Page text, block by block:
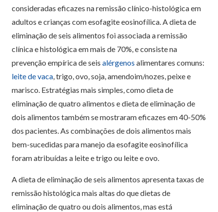
consideradas eficazes na remissão clínico-histológica em
adultos e crianças com esofagite eosinofílica. A dieta de
eliminação de seis alimentos foi associada a remissão
clínica e histológica em mais de 70%, e consiste na
prevenção empírica de seis alérgenos alimentares comuns:
leite de vaca, trigo, ovo, soja, amendoim/nozes, peixe e
marisco. Estratégias mais simples, como dieta de
eliminação de quatro alimentos e dieta de eliminação de
dois alimentos também se mostraram eficazes em 40-50%
dos pacientes. As combinações de dois alimentos mais
bem-sucedidas para manejo da esofagite eosinofílica
foram atribuídas a leite e trigo ou leite e ovo.
A dieta de eliminação de seis alimentos apresenta taxas de
remissão histológica mais altas do que dietas de
eliminação de quatro ou dois alimentos, mas está